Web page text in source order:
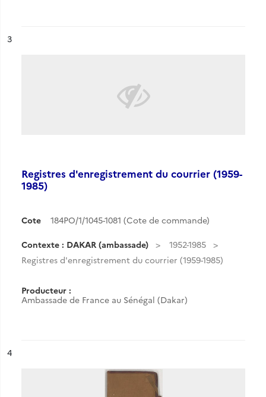
n°
3
Registres d'enregistrement du courrier (1959-
1985)
Cote 184PO/1/1045-1081 (Cote de commande)
Contexte : DAKAR (ambassade)
1952-1985
Registres d'enregistrement du courrier (1959-1985)
Producteur :
Ambassade de France au Sénégal (Dakar)
n°
4